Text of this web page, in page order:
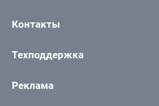
Контакты
Техподдержка
Реклама